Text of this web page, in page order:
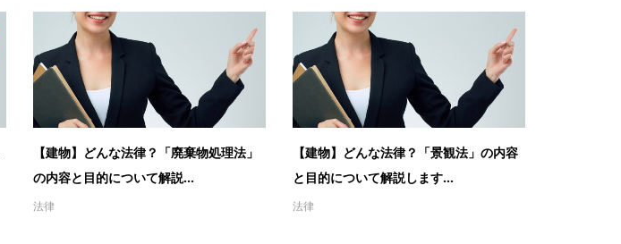
【建物】どんな法律？「廃棄物処理法」
の内容と目的について解説...
法律
【建物】どんな法律？「景観法」の内容
と目的について解説します...
法律